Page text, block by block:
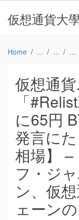
仮想通貨大
Home
仮想通
「
に65円
発言に
相場】 –
フ・ジ
ン、仮
ェーン